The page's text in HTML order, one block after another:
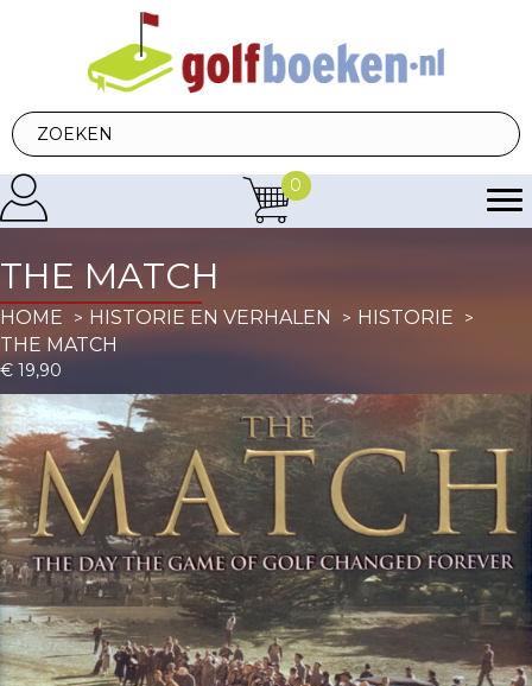
0
THE MATCH
HOME HISTORIE EN VERHALEN
HISTORIE
THE MATCH
€ 19,90